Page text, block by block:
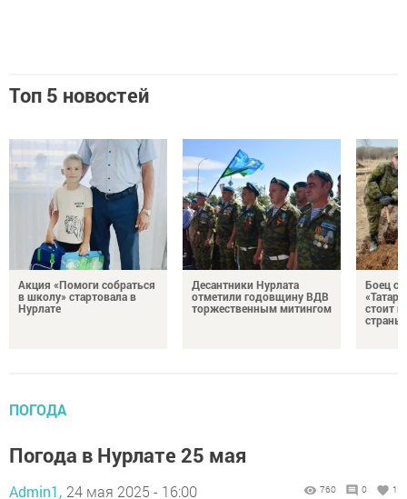
Топ 5 новостей
Акция «Помоги собраться
в школу» стартовала в
Нурлате
Десантники Нурлата
отметили годовщину ВДВ
торжественным митингом
Боец с
стоит
страны
ПОГОДА
Погода в Нурлате 25 мая
Admin1, 24 мая 2025 - 16:00 760 0 1